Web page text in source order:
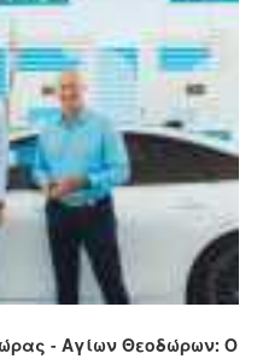
- Αγίων Θεοδώρων: Ο